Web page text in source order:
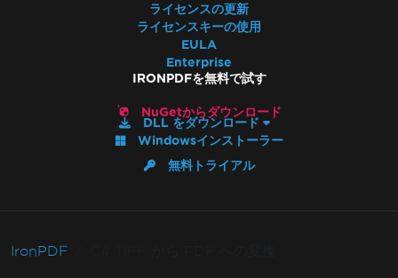
ライセンスの更新
ライセンスキーの使用
EULA
Enterprise
IRONPDFを無料で試す
NuGetからダウンロード
DLL をダウンロード
Windowsインストーラー
無料トライアル
IronPDF